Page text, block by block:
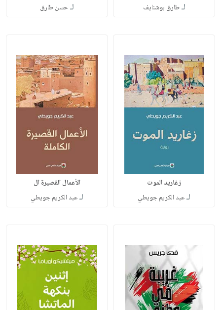
لـطارق بوشنايف لـحسن طارق
زغاريد الموت
لـعبد الكريم جويطي
الأعمال القصيرة ال
لـعبد الكريم جويطي